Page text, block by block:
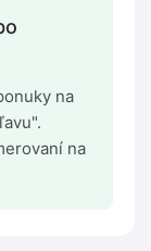
na
na